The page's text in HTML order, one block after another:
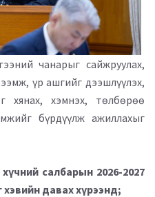
чанарыг сайжруулах,
үр ашгийг дээшлүүлэх,
хянах, хэмнэх, төлбөрөө
бүрдүүлж ажиллахыг
салбарын 2026-2027
давах хүрээнд;